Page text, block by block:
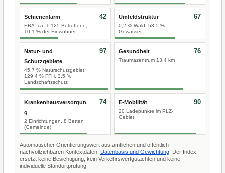
Schienenlärm
EBA: ca. 1.125 Betroffene,
10,1 % der Einwohner
42 Umfeldstruktur
0,2 % Wald, 53,5 %
Gewässer
67
Natur- und
Schutzgebiete
45,7 % Naturschutzgebiet,
129,4 % FFH, 3,5 %
Landschaftsschutz
97 Gesundheit
Traumazentrum 13,4 km
76
Krankenhausversorgun
g
2 Einrichtungen, 8 Betten
(Gemeinde)
74 E-Mobilität
20 Ladepunkte im PLZ-
Gebiet
90
Automatischer Orientierungswert aus amtlichen und öffentlich
nachvollziehbaren Kontextdaten. Datenbasis und Gewichtung . Der Index
ersetzt keine Besichtigung, kein Verkehrswertgutachten und keine
individuelle Standortprüfung.